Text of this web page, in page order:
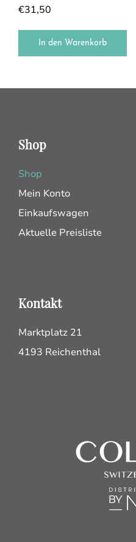
€31,50
In den Warenkorb
Shop
Shop
Mein Konto
Einkaufswagen
Aktuelle Preisliste
Kontakt
Marktplatz 21
4193 Reichenthal